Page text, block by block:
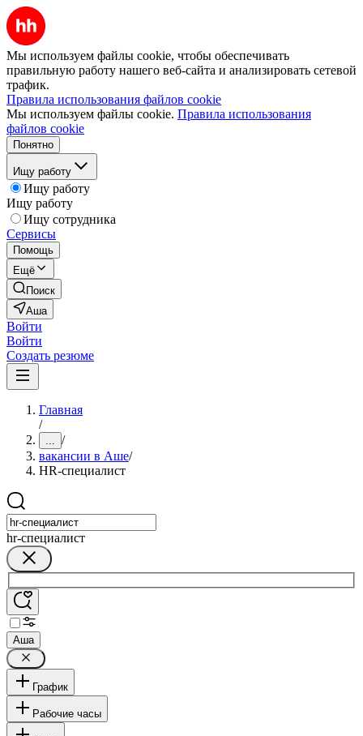
Мы используем файлы cookie, чтобы обеспечивать
правильную работу нашего веб-сайта и анализировать сетевой
трафик.
Правила использования файлов cookie
Мы используем файлы cookie. Правила использования
файлов cookie
Понятно
Ищу работу
Ищу работу
Ищу работу
Ищу сотрудника
Сервисы
Помощь
Ещё
Поиск
Аша
Войти
Войти
Создать резюме
Главная
/
... /
вакансии в Аше/
HR-специалист
hr-специалист
Аша
График
Рабочие часы